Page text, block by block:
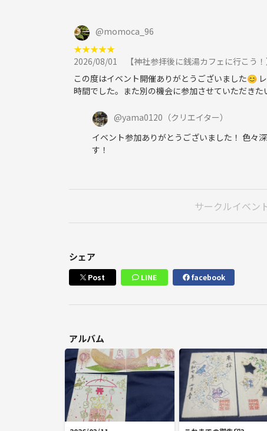
@momoca_96
★★★★★
2026/08/01
【神社参拝後に銭湯カフェに行こう
この度はイベント開催ありがとうございました😊
時間でした。また別の機会に参加させていただきた
@yama0120 （クリエイター）
イベント参加ありがとうございました！ 色々
す！
サークルイベン
シェア
Post LINE facebook
アルバム